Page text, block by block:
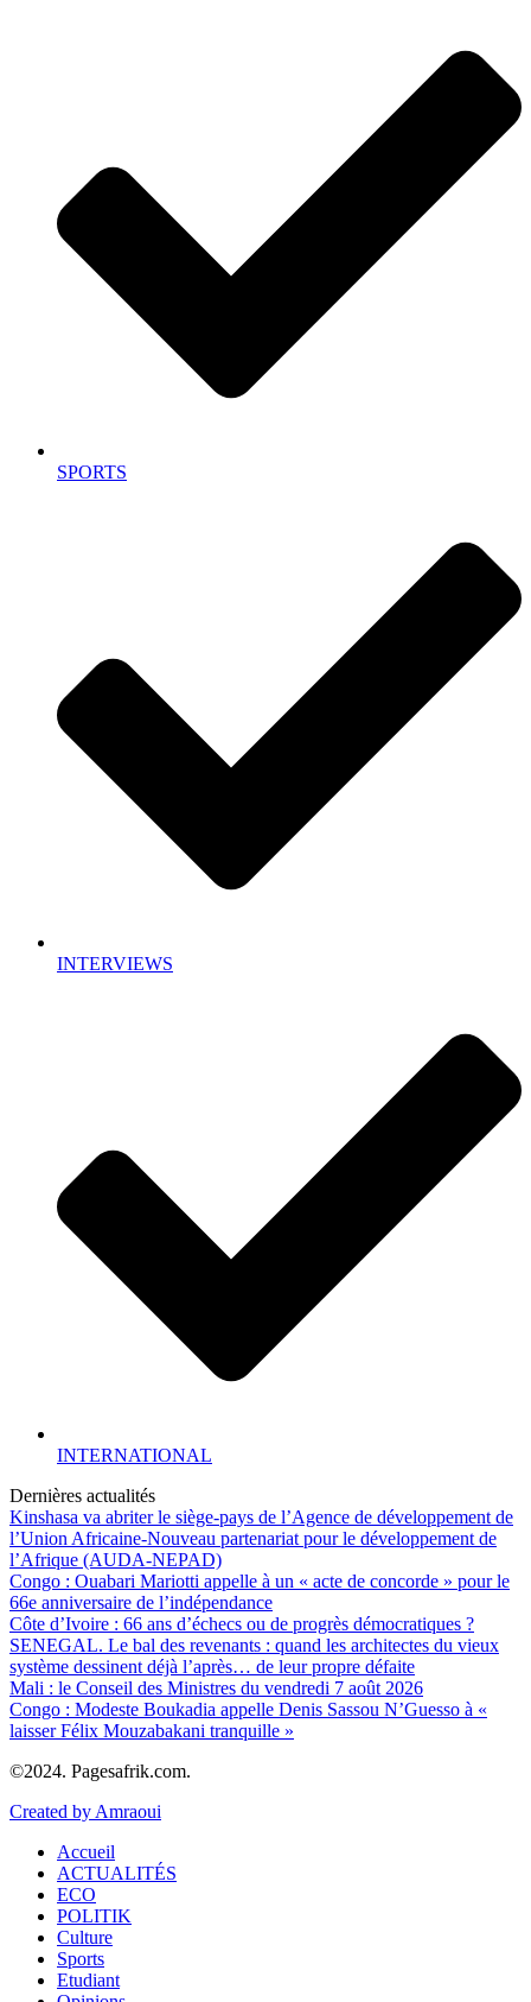
SPORTS
INTERVIEWS
INTERNATIONAL
Dernières actualités
Kinshasa va abriter le siège-pays de l’Agence de développement de
l’Union Africaine-Nouveau partenariat pour le développement de
l’Afrique (AUDA-NEPAD)
Congo : Ouabari Mariotti appelle à un « acte de concorde » pour le
66e anniversaire de l’indépendance
Côte d’Ivoire : 66 ans d’échecs ou de progrès démocratiques ?
SENEGAL. Le bal des revenants : quand les architectes du vieux
système dessinent déjà l’après… de leur propre défaite
Mali : le Conseil des Ministres du vendredi 7 août 2026
Congo : Modeste Boukadia appelle Denis Sassou N’Guesso à «
laisser Félix Mouzabakani tranquille »
©2024. Pagesafrik.com.
Created by Amraoui
Accueil
ACTUALITÉS
ECO
POLITIK
Culture
Sports
Etudiant